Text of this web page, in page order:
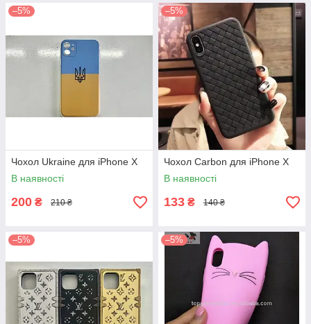
–5%
Чохол Ukraine для iPhone X
В наявності
200 ₴ 210 ₴
–5%
Чохол Carbon для iPhone X
В наявності
133 ₴ 140 ₴
–5% –5%